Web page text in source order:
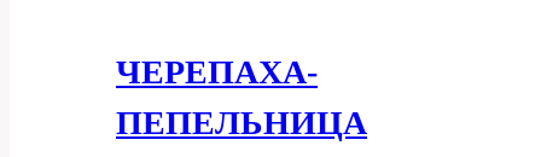
ЧЕРЕПАХА-
ПЕПЕЛЬНИЦА